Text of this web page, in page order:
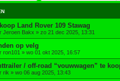
Land Rover 109 Stawag
Jeroen Bakx » zo 21 dec 2025, 13:31
op velg
ron101 » wo 01 okt 2025, 16:57
/ off-road “vouwwagen” te
rik » wo 06 aug 2025, 13:43